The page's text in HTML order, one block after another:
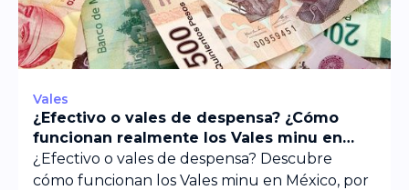
Vales
¿Efectivo o vales de despensa? ¿Cómo
funcionan realmente los Vales minu en
México?
¿Efectivo o vales de despensa? Descubre
cómo funcionan los Vales minu en México, por